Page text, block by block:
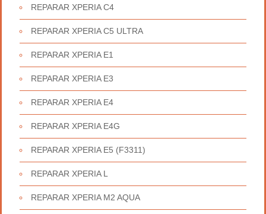
REPARAR XPERIA C4
REPARAR XPERIA C5 ULTRA
REPARAR XPERIA E1
REPARAR XPERIA E3
REPARAR XPERIA E4
REPARAR XPERIA E4G
REPARAR XPERIA E5 (F3311)
REPARAR XPERIA L
REPARAR XPERIA M2 AQUA